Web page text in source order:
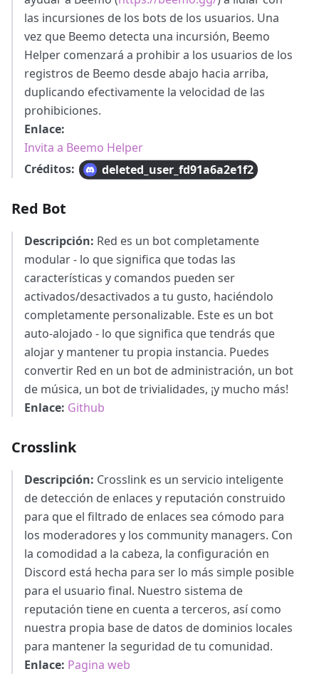
las incursiones de los bots de los usuarios. Una
vez que Beemo detecta una incursión, Beemo
Helper comenzará a prohibir a los usuarios de los
registros de Beemo desde abajo hacia arriba,
duplicando efectivamente la velocidad de las
prohibiciones.
Enlace:
Invita a Beemo Helper
Créditos:
deleted_user_fd91a6a2e1f2
Red Bot
Descripción: Red es un bot completamente
modular - lo que significa que todas las
características y comandos pueden ser
activados/desactivados a tu gusto, haciéndolo
completamente personalizable. Este es un bot
auto-alojado - lo que significa que tendrás que
alojar y mantener tu propia instancia. Puedes
convertir Red en un bot de administración, un bot
de música, un bot de trivialidades, ¡y mucho más!
Enlace: Github
Crosslink
Descripción: Crosslink es un servicio inteligente
de detección de enlaces y reputación construido
para que el filtrado de enlaces sea cómodo para
los moderadores y los community managers. Con
la comodidad a la cabeza, la configuración en
Discord está hecha para ser lo más simple posible
para el usuario final. Nuestro sistema de
reputación tiene en cuenta a terceros, así como
nuestra propia base de datos de dominios locales
para mantener la seguridad de tu comunidad.
Enlace: Pagina web